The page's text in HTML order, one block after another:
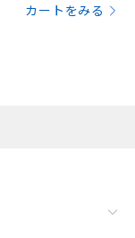
カートをみる